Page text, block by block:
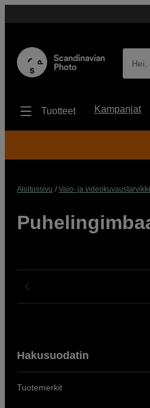
Hei,
Tuotteet Kampanjat
Aloitussivu Valo- ja
Hakusuodatin
Tuotemerkit